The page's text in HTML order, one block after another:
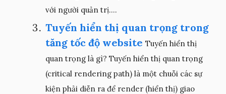
với người quản trị....
Tuyến hiển thị quan trọng trong
tăng tốc độ website Tuyến hiển thị
quan trọng là gì? Tuyến hiển thị quan trọng
(critical rendering path) là một chuỗi các sự
kiện phải diễn ra để render (hiển thị) giao